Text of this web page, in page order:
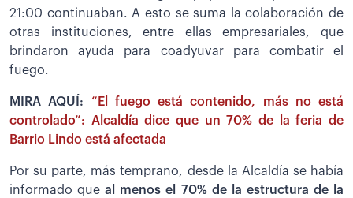
21:00 continuaban. A esto se suma la colaboración de
otras instituciones, entre ellas empresariales, que
brindaron ayuda para coadyuvar para combatir el
fuego.
MIRA AQUÍ: “El fuego está contenido, más no está
controlado”: Alcaldía dice que un 70% de la feria de
Barrio Lindo está afectada
Por su parte, más temprano, desde la Alcaldía se había
informado queal menos el 70% de la estructura de la